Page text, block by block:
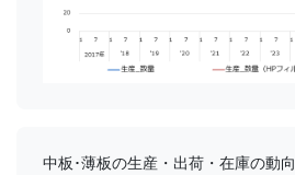
中板･薄板の生産・出荷・在庫の動向